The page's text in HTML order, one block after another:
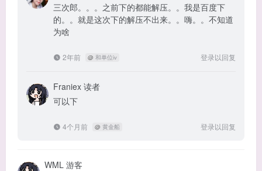
三次郎。。。之前下的都能解压。。我是百度下
的。。就是这次下的解压不出来。。嗨。。不知道
为啥
2年前 @ 和单位iv 登录以回复
Franiex 读者
可以下
4个月前 @ 黄金船 登录以回复
WML 游客